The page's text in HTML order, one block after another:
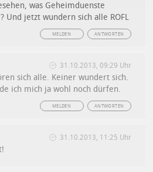
was Geheimduenste
Und jetzt wundern sich alle ROFL
ANTWORTEN
MELDEN
31.10.2013, 09:29 Uhr
sich alle. Keiner wundert sich.
ich mich ja wohl noch dürfen.
ANTWORTEN
MELDEN
31.10.2013, 11:25 Uhr